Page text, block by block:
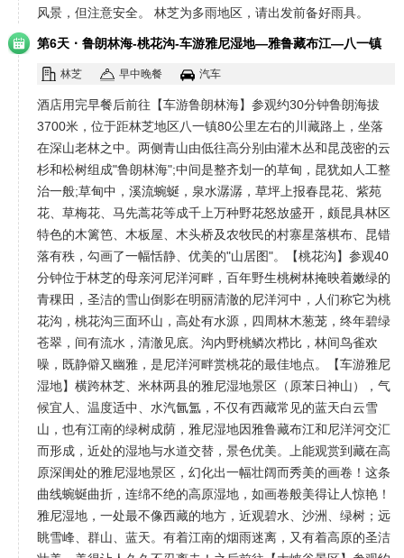
风景，但注意安全。 林芝为多雨地区，请出发前备好雨具。
第6天 · 鲁朗林海-桃花沟-车游雅尼湿地—雅鲁藏布江—八一镇
林芝 早中晚餐 汽车
酒店用完早餐后前往【车游鲁朗林海】参观约30分钟鲁朗海拔
3700米，位于距林芝地区八一镇80公里左右的川藏路上，坐落
在深山老林之中。两侧青山由低往高分别由灌木丛和昆茂密的云
杉和松树组成"鲁朗林海";中间是整齐划一的草甸，昆犹如人工整
治一般;草甸中，溪流蜿蜒，泉水潺潺，草坪上报春昆花、紫苑
花、草梅花、马先蒿花等成千上万种野花怒放盛开，颇昆具林区
特色的木篱笆、木板屋、木头桥及农牧民的村寨星落棋布、昆错
落有秩，勾画了一幅恬静、优美的"山居图"。【桃花沟】参观40
分钟位于林芝的母亲河尼洋河畔，百年野生桃树林掩映着嫩绿的
青稞田，圣洁的雪山倒影在明丽清澈的尼洋河中，人们称它为桃
花沟，桃花沟三面环山，高处有水源，四周林木葱茏，终年碧绿
苍翠，间有流水，清澈见底。沟内野桃鳞次栉比，林间鸟雀欢
噪，既静僻又幽雅，是尼洋河畔赏桃花的最佳地点。【车游雅尼
湿地】横跨林芝、米林两县的雅尼湿地景区（原苯日神山），气
候宜人、温度适中、水汽氤氲，不仅有西藏常见的蓝天白云雪
山，也有江南的绿树成荫，雅尼湿地因雅鲁藏布江和尼洋河交汇
而形成，近处的湿地与水道交替，景色优美。上能观赏到藏在高
原深闺处的雅尼湿地景区，幻化出一幅壮阔而秀美的画卷！这条
曲线蜿蜒曲折，连绵不绝的高原湿地，如画卷般美得让人惊艳！
雅尼湿地，一处最不像西藏的地方，近观碧水、沙洲、绿树；远
眺雪峰、群山、蓝天。有着江南的烟雨迷离，又有着高原的圣洁